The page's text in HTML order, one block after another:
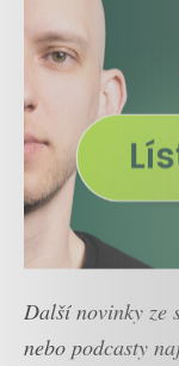
Další novinky ze
nebo podcasty